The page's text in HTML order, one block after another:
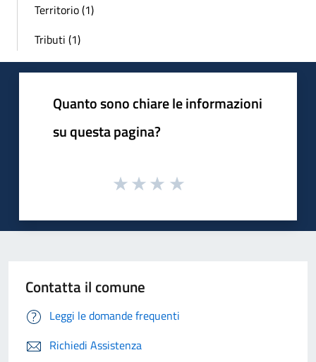
Territorio (1)
Tributi (1)
Quanto sono chiare le informazioni
su questa pagina?
Contatta il comune
Leggi le domande frequenti
Richiedi Assistenza